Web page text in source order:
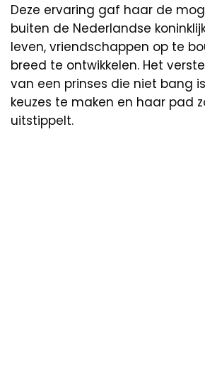
Deze ervaring gaf haar de
buiten de Nederlandse
leven, vriendschappen op te
breed te ontwikkelen. Het
van een prinses die niet bang
keuzes te maken en haar pad
uitstippelt.